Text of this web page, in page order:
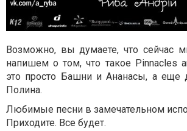
Возможно, вы думаете, что сейчас
напишем о том, что такое Pinnacles
это просто Башни и Ананасы, а еще
Полина.
Любимые песни в замечательном
Приходите. Все будет.